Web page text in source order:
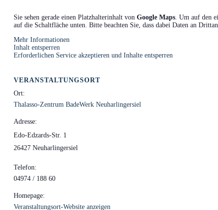
VERANSTALTUNGSORT
Ort:
Thalasso-Zentrum BadeWerk Neuharlingersiel
Adresse:
Edo-Edzards-Str. 1
26427 Neuharlingersiel
Telefon:
04974 / 188 60
Homepage:
Veranstaltungsort-Website anzeigen
Sie sehen gerade einen Platzhalterinhalt von Google Maps . Um auf den
auf die Schaltfläche unten. Bitte beachten Sie, dass dabei Daten an
Mehr Informationen
Inhalt entsperren
Erforderlichen Service akzeptieren und Inhalte entsperren